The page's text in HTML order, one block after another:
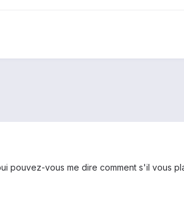
pouvez-vous me dire comment s'il vous